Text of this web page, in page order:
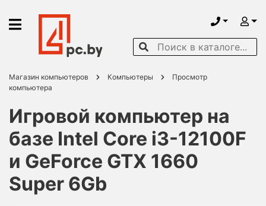
Магазин компьютеров Компьютеры
Просмотр
компьютера
Игровой компьютер на
базе Intel Core i3-12100F
и GeForce GTX 1660
Super 6Gb